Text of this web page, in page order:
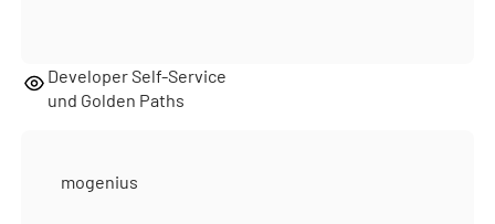
Developer Self-Service
und Golden Paths
mogenius